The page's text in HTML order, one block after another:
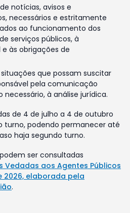
notícias, avisos e
necessários e estritamente
ao funcionamento dos
serviços públicos, à
às obrigações de
que possam suscitar
pela comunicação
à análise jurídica.
de 4 de julho a 4 de outubro
turno, podendo permanecer até
haja segundo turno.
ser consultadas
Vedadas aos Agentes Públicos
2026, elaborada pela
.